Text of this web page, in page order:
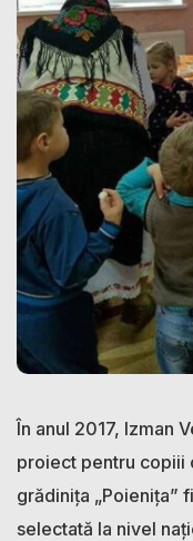
În anul 2017, Izman
proiect pentru copiii
grădinița „Poienița”
selectată la nivel